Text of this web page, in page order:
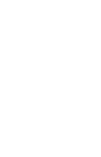
전 구성된 통합이 포함
사용자 정의 플로를 만
세요.